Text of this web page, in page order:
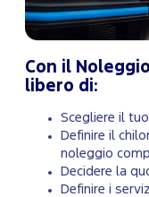
Con il
libero di:
Scegliere il
Definire il
noleggio
Decidere la
Definire i